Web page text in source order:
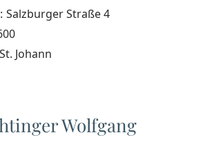
Salzburger Straße 4
St. Johann
Wolfgang